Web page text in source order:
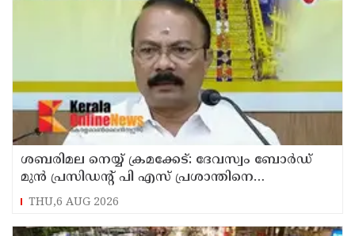
ശബരിമല നെയ്യ് ക്രമക്കേട്: ദേവസ്വം ബോര്‍ഡ്
മുന്‍ പ്രസിഡന്റ് പി എസ് പ്രശാന്തിനെ
പ്രതിയാക്കും: ദേവസ്വം വിജിലന്‍സ്
THU,6 AUG 2026